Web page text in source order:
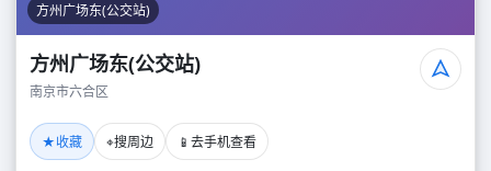
方州广场东(公交站)
方州广场东(公交站)
南京市六合区
★收藏 ⌖搜周边 📱 去手机查看